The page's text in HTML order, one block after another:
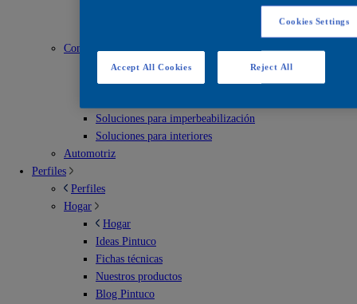
Construcción
Construcción
Escenarios deportivos
Soluciones para imperbeabilización
Soluciones para interiores
Automotriz
Perfiles
Perfiles
Hogar
Hogar
Ideas Pintuco
Fichas técnicas
Nuestros productos
Blog Pintuco
Cookies Settings
Reject All
Accept All Cookies